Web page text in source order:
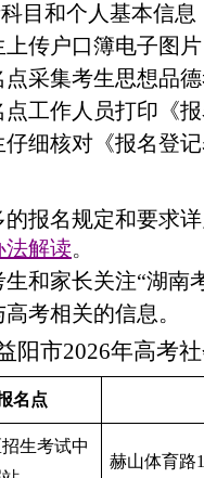
目和个人基本信
上传户口簿电子图
点采集考生思想品
点工作人员打印《
仔细核对《报名登
的报名规定和要求
法解读。
生和家长关注“湖南
考相关的信息。
阳市2026年高考
名点
生考试中
赫山体育路